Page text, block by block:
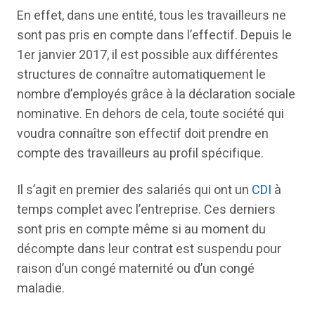
En effet, dans une entité, tous les travailleurs ne
sont pas pris en compte dans l’effectif. Depuis le
1er janvier 2017, il est possible aux différentes
structures de connaître automatiquement le
nombre d’employés grâce à la déclaration sociale
nominative. En dehors de cela, toute société qui
voudra connaître son effectif doit prendre en
compte des travailleurs au profil spécifique.
Il s’agit en premier des salariés qui ont un CDI à
temps complet avec l’entreprise. Ces derniers
sont pris en compte même si au moment du
décompte dans leur contrat est suspendu pour
raison d’un congé maternité ou d’un congé
maladie.